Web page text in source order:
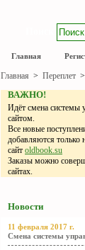
Главная
Главная > Переплет >
ВАЖНО!
Идёт смена системы
сайтом.
Все новые
добавляются только
сайт oldbook.su
Заказы можно
сайтах.
Новости
11 февраля 2017 г.
Смена системы